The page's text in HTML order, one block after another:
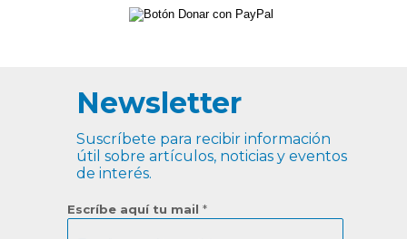
Newsletter
Suscríbete para recibir información
útil sobre artículos, noticias y eventos
de interés.
Escríbe aquí tu mail *